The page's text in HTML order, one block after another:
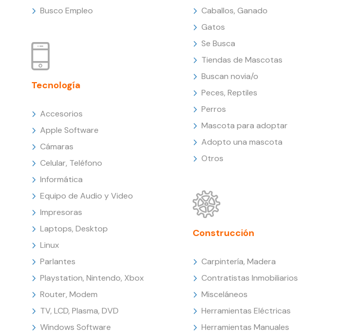
Busco Empleo
Tecnología
Accesorios
Apple Software
Cámaras
Celular, Teléfono
Informática
Equipo de Audio y Video
Impresoras
Laptops, Desktop
Linux
Parlantes
Playstation, Nintendo, Xbox
Router, Modem
TV, LCD, Plasma, DVD
Windows Software
Caballos, Ganado
Gatos
Se Busca
Tiendas de Mascotas
Buscan novia/o
Peces, Reptiles
Perros
Mascota para adoptar
Adopto una mascota
Otros
Construcción
Carpintería, Madera
Contratistas Inmobiliarios
Misceláneos
Herramientas Eléctricas
Herramientas Manuales